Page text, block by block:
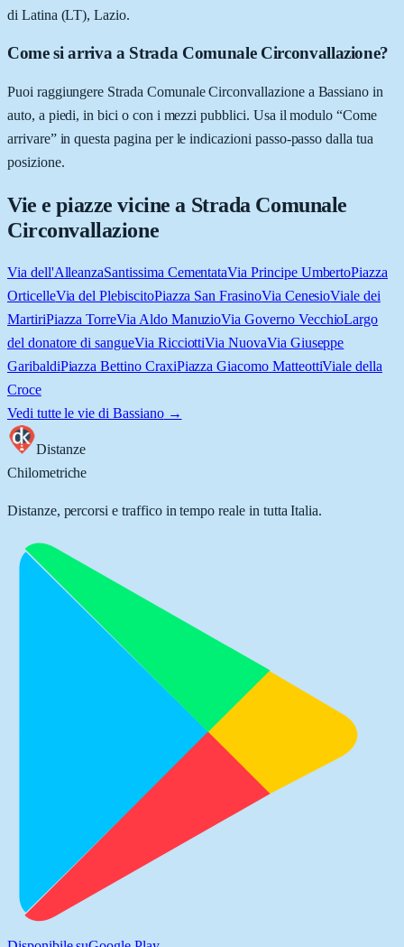
di Latina (LT), Lazio.
Come si arriva a Strada Comunale Circonvallazione?
Puoi raggiungere Strada Comunale Circonvallazione a Bassiano in
auto, a piedi, in bici o con i mezzi pubblici. Usa il modulo “Come
arrivare” in questa pagina per le indicazioni passo-passo dalla tua
posizione.
Vie e piazze vicine a Strada Comunale
Circonvallazione
Via dell'AlleanzaSantissima CementataVia Principe UmbertoPiazza
OrticelleVia del PlebiscitoPiazza San FrasinoVia CenesioViale dei
MartiriPiazza TorreVia Aldo ManuzioVia Governo VecchioLargo
del donatore di sangueVia RicciottiVia NuovaVia Giuseppe
GaribaldiPiazza Bettino CraxiPiazza Giacomo MatteottiViale della
Croce
Vedi tutte le vie di Bassiano→
Distanze
Chilometriche
Distanze, percorsi e traffico in tempo reale in tutta Italia.